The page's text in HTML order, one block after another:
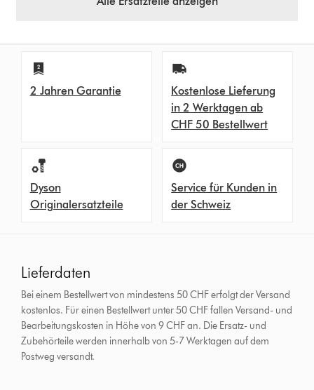
2 Jahren Garantie
Kostenlose Lieferung
in 2 Werktagen ab
CHF 50 Bestellwert
Dyson
Originalersatzteile
Service für Kunden in
der Schweiz
Lieferdaten
Bei einem Bestellwert von mindestens 50 CHF erfolgt der Versand
kostenlos. Für einen Bestellwert unter 50 CHF fallen Versand- und
Bearbeitungskosten in Höhe von 9 CHF an. Die Ersatz- und
Zubehörteile werden innerhalb von 5-7 Werktagen auf dem
Postweg versandt.